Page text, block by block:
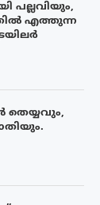
പല്ലവിയും,
എത്തുന്ന
തെയ്യവും,